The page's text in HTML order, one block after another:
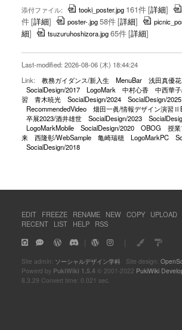
添付ファイル: tooki_poster.jpg 161件[詳細]
件[詳細] poster-.jpg58件[詳細]
細] tsuzuruhoshizora.jpg65件[詳細]
Last-modified: 2026-08-06 (木) 18:44:24
Link:
教務ガイダンス/新入生 MenuBar 浅田真優花
SocialDesign/2017
LogoMark 中村心香
中西華
習
青木暁光 SocialDesign/2024
SocialDesign/2025
RecommendedVideo
畑田一眞/情報デザイン演習
卒展2023/酒井雄世
SocialDesign/2023
LogoMarkMobile
SocialDesign/2020 OBOG 授
来
西隆彰/WebSample 亀崎瑞穂 LogoMarkPC
SocialDesign/2018
EDIT FREEZE RENAME NEW COPY UPLOAD
RECENT
LIST HELP RSS
｜ ｜
Site admin: ソーシャルデザイン学科Site design:
Powerd by PukiWiki 1.5.4 © 2001-2022 PukiWiki
8.3.29 Convert time: 0.021 sec.